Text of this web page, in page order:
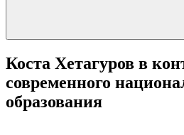
Коста Хетагуров в
современного
образования